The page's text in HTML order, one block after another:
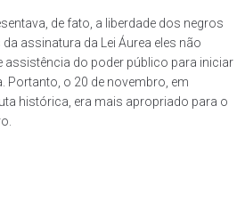
de fato, a liberdade dos negros
assinatura da Lei Áurea eles não
assistência do poder público para iniciar
Portanto, o 20 de novembro, em
histórica, era mais apropriado para o